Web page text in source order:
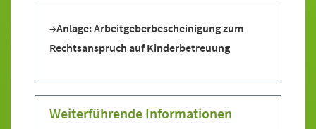
Anlage: Arbeitgeberbescheinigung zum
Rechtsanspruch auf Kinderbetreuung
Weiterführende Informationen